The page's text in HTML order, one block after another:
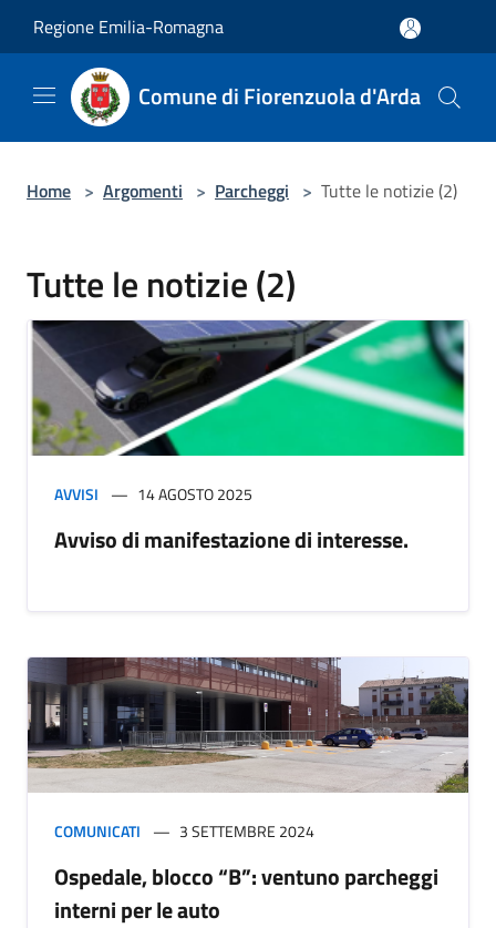
Regione Emilia-Romagna
Comune di Fiorenzuola d'Arda
Home > Argomenti > Parcheggi > Tutte le notizie (2)
Tutte le notizie (2)
AVVISI 14 AGOSTO 2025
Avviso di manifestazione di interesse.
COMUNICATI 3 SETTEMBRE 2024
Ospedale, blocco “B”: ventuno parcheggi
interni per le auto